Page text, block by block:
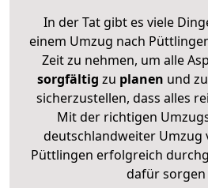
In der Tat gibt es viele
einem Umzug nach
Zeit zu nehmen, um alle
sorgfältig zu planen und zu
sicherzustellen, dass alles
Mit der richtigen
deutschlandweiter Umzug
Püttlingen erfolgreich
dafür sorgen